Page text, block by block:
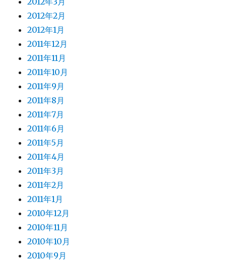
2012年2月
2012年1月
2011年12月
2011年11月
2011年10月
2011年9月
2011年8月
2011年7月
2011年6月
2011年5月
2011年4月
2011年3月
2011年2月
2011年1月
2010年12月
2010年11月
2010年10月
2010年9月